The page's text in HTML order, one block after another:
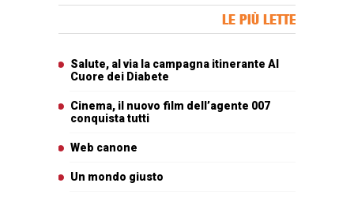
LE PIÙ LETTE
Salute, al via la campagna itinerante Al
Cuore dei Diabete
Cinema, il nuovo film dell’agente 007
conquista tutti
Web canone
Un mondo giusto